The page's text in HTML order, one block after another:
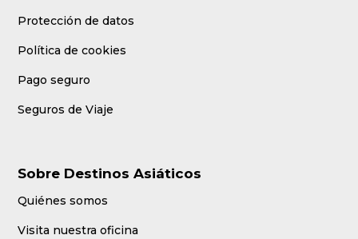
Protección de datos
Política de cookies
Pago seguro
Seguros de Viaje
Sobre Destinos Asiáticos
Quiénes somos
Visita nuestra oficina